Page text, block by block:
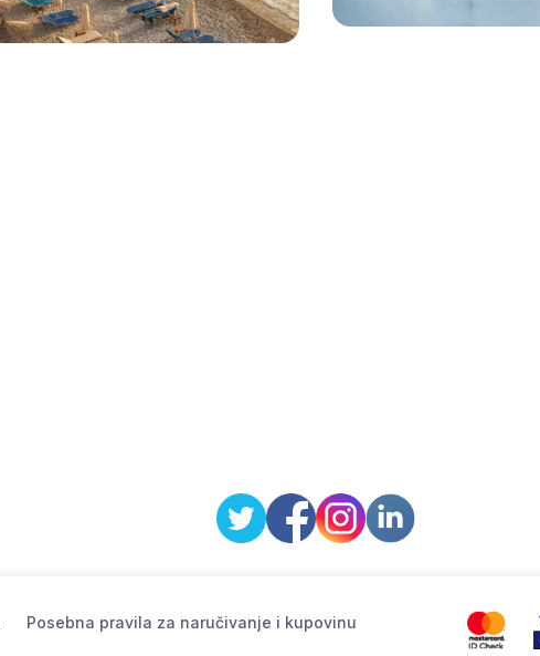
Posebna pravila za naručivanje i kupovinu